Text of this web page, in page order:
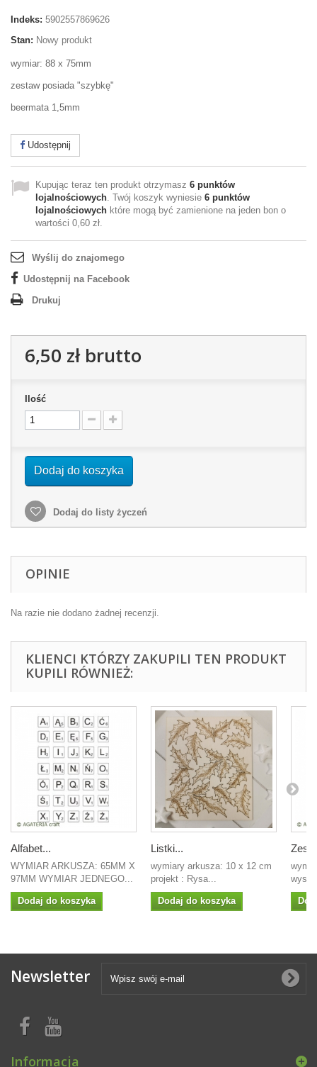
Indeks: 5902557869626
Stan: Nowy produkt
wymiar: 88 x 75mm
zestaw posiada "szybkę"
beermata 1,5mm
Udostępnij
Kupując teraz ten produkt otrzymasz 6 punktów
lojalnościowych. Twój koszyk wyniesie 6 punktów
lojalnościowych które mogą być zamienione na jeden bon o
wartości 0,60 zł.
Wyślij do znajomego
Udostępnij na Facebook
Drukuj
6,50 złbrutto
Ilość
Dodaj do koszyka
Dodaj do listy życzeń
OPINIE
Na razie nie dodano żadnej recenzji.
KLIENCI KTÓRZY ZAKUPILI TEN PRODUKT
KUPILI RÓWNIEŻ:
Alfabet...
WYMIAR ARKUSZA: 65MM X
97MM WYMIAR JEDNEGO...
Dodaj do koszyka
Listki...
wymiary arkusza: 10 x 12 cm
projekt : Rysa...
Dodaj do koszyka
Newsletter
Informacja